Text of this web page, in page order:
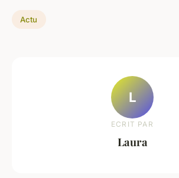
Actu
L
ECRIT PAR
Laura